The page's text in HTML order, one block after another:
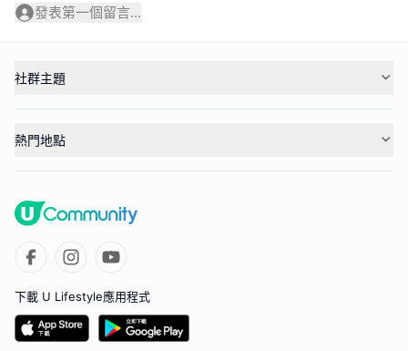
發表第一個留言...
社群主題
熱門地點
下載 U Lifestyle應用程式